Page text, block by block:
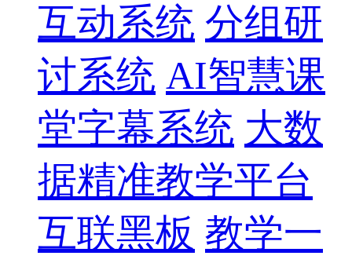
互动系统 分组研
讨系统 AI智慧课
堂字幕系统 大数
据精准教学平台
互联黑板 教学一